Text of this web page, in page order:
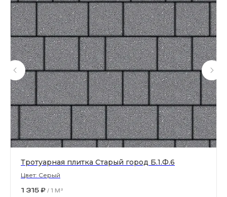
Тротуарная плитка Старый город Б.1.Ф.6
Цвет: Серый
1 315 ₽ / 1 M²
ИП Ильинский В.В. ИНН 501602422407
Информация, размещенная на сайте, не является
офертой или публичной офертой
Все права защищены. © 2006-2026. ИП Ильинский В.В.
Правила обработки персональных данных
Политика конфиденциальности